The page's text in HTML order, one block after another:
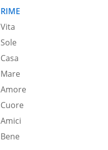
RIME
Vita
Sole
Casa
Mare
Amore
Cuore
Amici
Bene